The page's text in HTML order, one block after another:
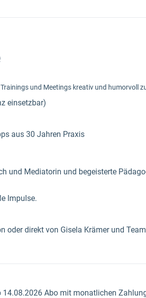
und Meetings kreativ und humorvoll
einsetzbar)
aus 30 Jahren Praxis
und Mediatorin und begeisterte
Impulse.
direkt von Gisela Krämer und
0 €. Ab 14.08.2026 Abo mit